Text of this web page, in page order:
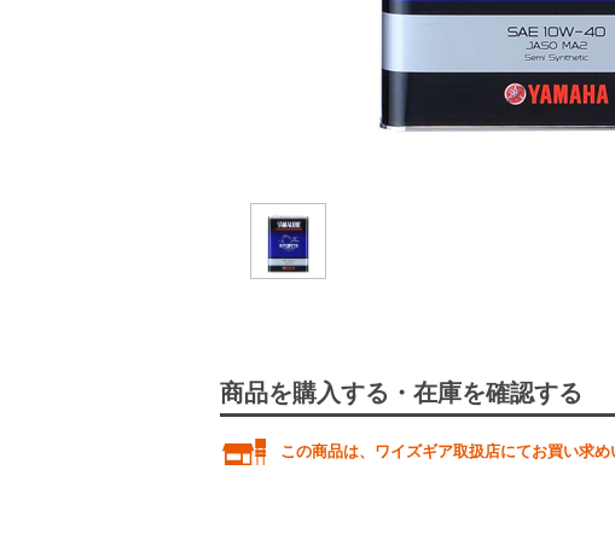
商品を購入する・在庫を確認する
この商品は、ワイズギア取扱店にてお買い求め